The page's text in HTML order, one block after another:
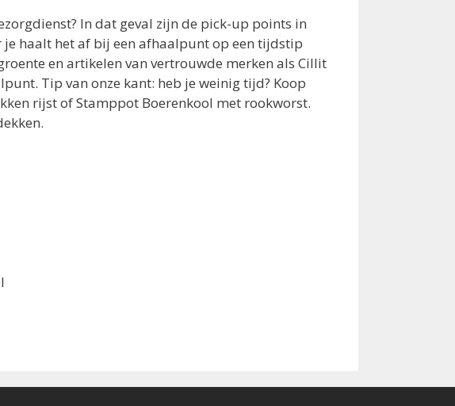
In dat geval zijn de pick-up points in
haalt het af bij een afhaalpunt op een tijdstip
en artikelen van vertrouwde merken als Cillit
Tip van onze kant: heb je weinig tijd? Koop
rijst of Stamppot Boerenkool met rookworst.